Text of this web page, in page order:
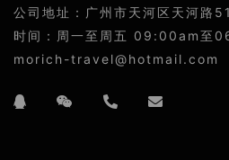
公司地址：广州市天河区天河路
时间：周一至周五 09:00am至
morich-travel@hotmail.com